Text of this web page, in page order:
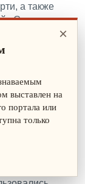
а также
Супруга вам
в этом
с
от
были
к магии нет.
жизни число.
вряд ли
×
выставлен на
портала или
только